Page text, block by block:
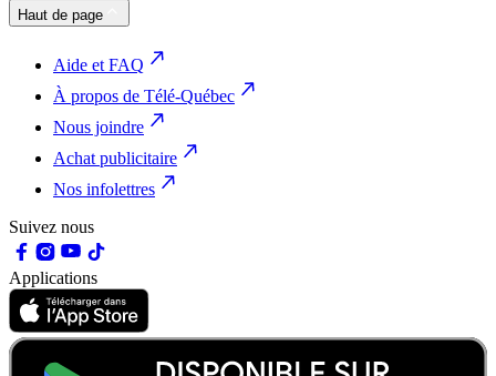
Haut de page
Aide et FAQ
À propos de Télé-Québec
Nous joindre
Achat publicitaire
Nos infolettres
Suivez nous
Applications